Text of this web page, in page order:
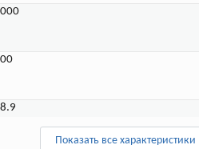
Показать все характеристики